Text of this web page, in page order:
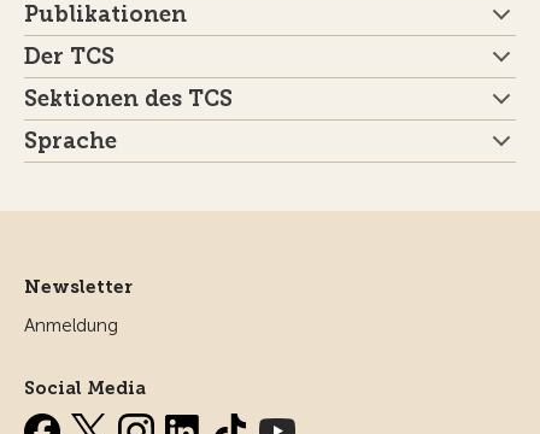
Publikationen
Der TCS
Sektionen des TCS
Sprache
Newsletter
Anmeldung
Social Media